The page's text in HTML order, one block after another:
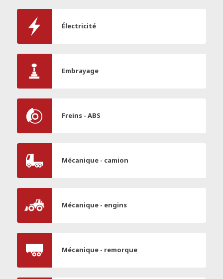
Électricité
Embrayage
Freins - ABS
Mécanique - camion
Mécanique - engins
Mécanique - remorque